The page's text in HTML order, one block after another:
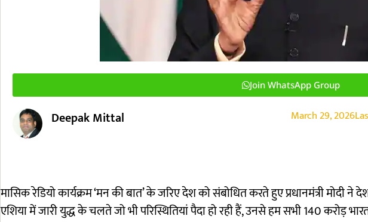
Join WhatsApp Group
Deepak Mittal March 29, 2026
मासिक रेडियो कार्यक्रम ‘मन की बात’ के जरिए देश को संबोधित करते हुए प्रधानमंत्री मोदी ने
एशिया में जारी युद्ध के चलते जो भी परिस्थितियां पैदा हो रही हैं, उनसे हम सभी 140 करोड़